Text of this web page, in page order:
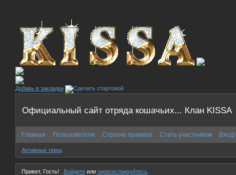
Добавь в закладки
Официальный сайт отряда кошачьих... Клан KISSA
Главная Пользователи Строгие правила Стать участником Вход)
Активные темы
Привет, Гость! Войдитеили зарегистрируйтесь.